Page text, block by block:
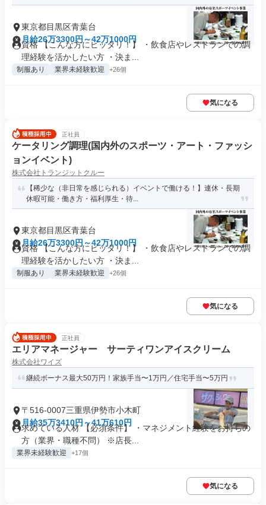
東京都目黒区青葉台
月給26万3300円～42万1000円
資格 【こんな方にピッタリ！】 ・飲食店やレストランでの調
理経験を活かしたい方 ・決ま...
制服あり 業界未経験歓迎 +26個
気になる
正社員
ケータリング調理(国内外のスポーツ・アート・ファッシ
ョンイベント)
株式会社トランジットクルー
【稀少な（非日常を感じられる）イベントで働ける！】連休・長期
休暇可能・働き方・福利厚生・待...
東京都目黒区青葉台
月給26万3300円～42万1000円
資格 【こんな方にピッタリ！】 ・飲食店やレストランでの調
理経験を活かしたい方 ・決ま...
制服あり 業界未経験歓迎 +26個
気になる
正社員
エリアマネージャー サーティワンアイスクリーム
株式会社ワイズ
継続ボーナス最大50万円！家族手当〜1万円／住宅手当〜5万円
〒516-0007三重県伊勢市小木町
月給35万3410円～41万610円
求めている人材 【必須条件】 ・マネジメント経験をお持ちの
方（業界・職種不問） ※店長...
業界未経験歓迎 +17個
気になる